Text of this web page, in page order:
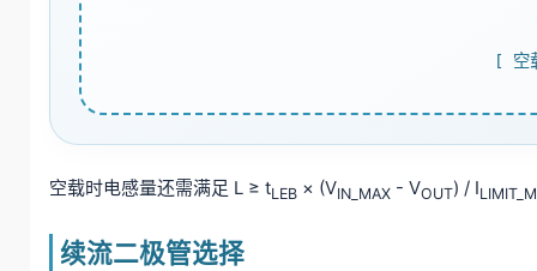
[ 空
空载时电感量还需满足 L ≥ tLEB × (VIN_MAX - VOUT) / I
续流二极管选择